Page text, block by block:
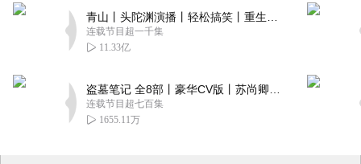
连载节目超一千集
11.33亿
连载节目超七百集
1655.11万